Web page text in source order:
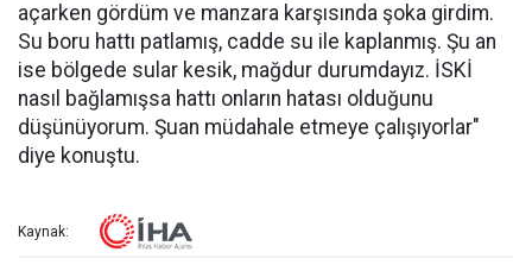
açarken gördüm ve manzara karşısında şoka girdim.
Su boru hattı patlamış, cadde su ile kaplanmış. Şu an
ise bölgede sular kesik, mağdur durumdayız. İSKİ
nasıl bağlamışsa hattı onların hatası olduğunu
düşünüyorum. Şuan müdahale etmeye çalışıyorlar"
diye konuştu.
Kaynak: